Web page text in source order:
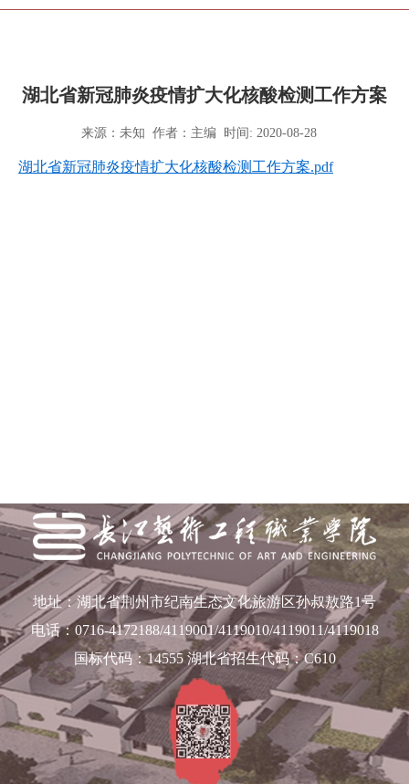
湖北省新冠肺炎疫情扩大化核酸检测工作方案
来源：未知 作者：主编 时间: 2020-08-28
湖北省新冠肺炎疫情扩大化核酸检测工作方案.pdf
地址：湖北省荆州市纪南生态文化旅游区孙叔敖路1号
电话：0716-4172188/4119001/4119010/4119011/4119018
国标代码：14555 湖北省招生代码：C610